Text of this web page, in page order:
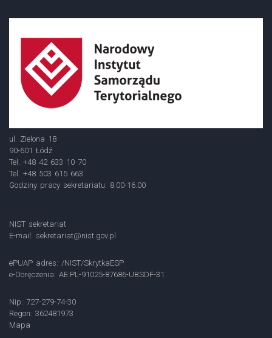
ul. Zielona 18
90-601 Łódź
Tel. +48 42 633 10 70
Tel. +48 503 615 663
Godziny pracy sekretariatu: 8.00-16.00
NIST sekretariat
E-mail: sekretariat@nist.gov.pl
ePUAP adres: /NIST/SkrytkaESP
e-Doręczenia: AE:PL-91025-87686-UBSDF-31
Nip: 727-279-74-30
Regon: 362481973
Mapa